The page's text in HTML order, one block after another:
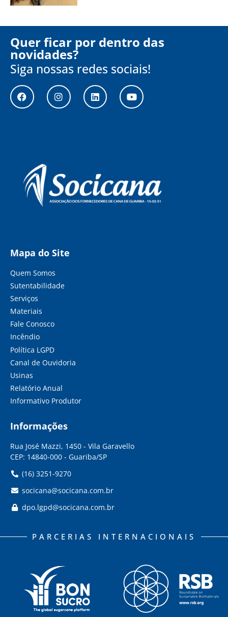
Quer ficar por dentro das
novidades?
Siga nossas redes sociais!
Mapa do Site
Quem Somos
Sutentabilidade
Serviços
Materiais
Fale Conosco
Incêndio
Política LGPD
Canal de Ouvidoria
Usinas
Relatório Anual
Informativo Produtor
Informações
Rua José Mazzi, 1450 - Vila Garavello
CEP: 14840-000 - Guariba/SP
(16) 3251-9270
socicana@socicana.com.br
dpo.lgpd@socicana.com.br
PARCERIAS INTERNACIONAIS